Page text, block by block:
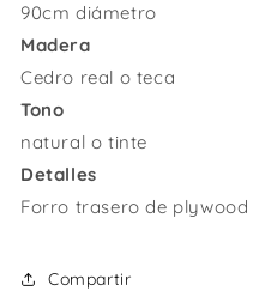
90cm diámetro
Madera
Cedro real o teca
Tono
natural o tinte
Detalles
Forro trasero de plywood
Compartir